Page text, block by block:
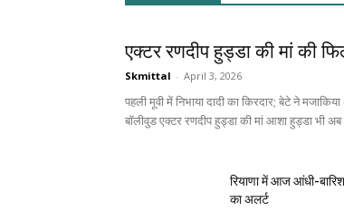
एक्टर रणदीप हुड्डा की मां की
Skmittal - April 3, 2026
पहली मूवी में निभाया दादी का किरदार; बेटे ने
बॉलीवुड एक्टर रणदीप हुड्डा की मां आशा हुड्डा भी अब
रियाणा में आज आंधी-
का अलर्ट